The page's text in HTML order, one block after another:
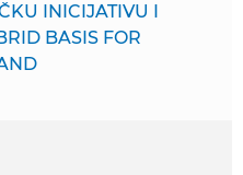
INICIJATIVU I
BASIS FOR